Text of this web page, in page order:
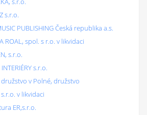
s.r.o.
PUBLISHING Česká republika a.s.
ROAL, spol. s r.o. v likvidaci
s.r.o.
s.r.o.
družstvo v Polné, družstvo
s.r.o. v likvidaci
ER,s.r.o.